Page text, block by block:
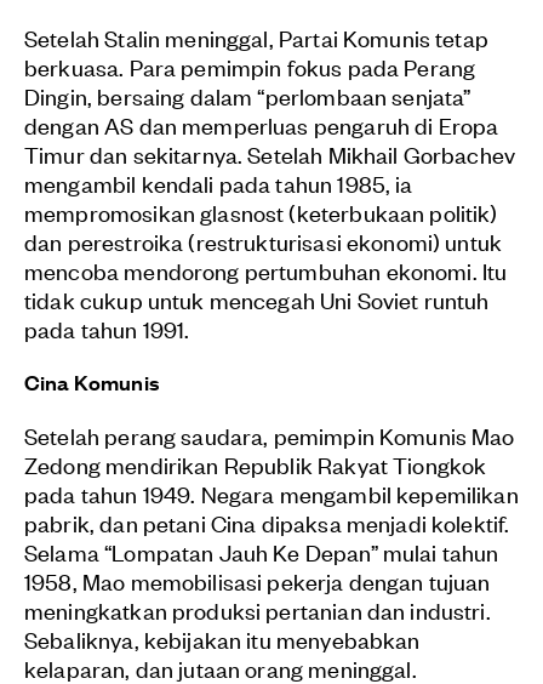
Setelah Stalin meninggal, Partai Komunis tetap
berkuasa. Para pemimpin fokus pada Perang
Dingin, bersaing dalam “perlombaan senjata”
dengan AS dan memperluas pengaruh di Eropa
Timur dan sekitarnya. Setelah Mikhail Gorbachev
mengambil kendali pada tahun 1985, ia
mempromosikan glasnost (keterbukaan politik)
dan perestroika (restrukturisasi ekonomi) untuk
mencoba mendorong pertumbuhan ekonomi. Itu
tidak cukup untuk mencegah Uni Soviet runtuh
pada tahun 1991.
Cina Komunis
Setelah perang saudara, pemimpin Komunis Mao
Zedong mendirikan Republik Rakyat Tiongkok
pada tahun 1949. Negara mengambil kepemilikan
pabrik, dan petani Cina dipaksa menjadi kolektif.
Selama “Lompatan Jauh Ke Depan” mulai tahun
1958, Mao memobilisasi pekerja dengan tujuan
meningkatkan produksi pertanian dan industri.
Sebaliknya, kebijakan itu menyebabkan
kelaparan, dan jutaan orang meninggal.